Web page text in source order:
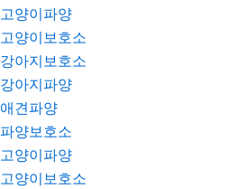
고양이파양
고양이보호소
강아지보호소
강아지파양
애견파양
파양보호소
고양이파양
고양이보호소